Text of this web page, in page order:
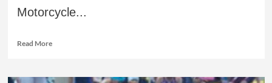
Motorcycle...
Read More